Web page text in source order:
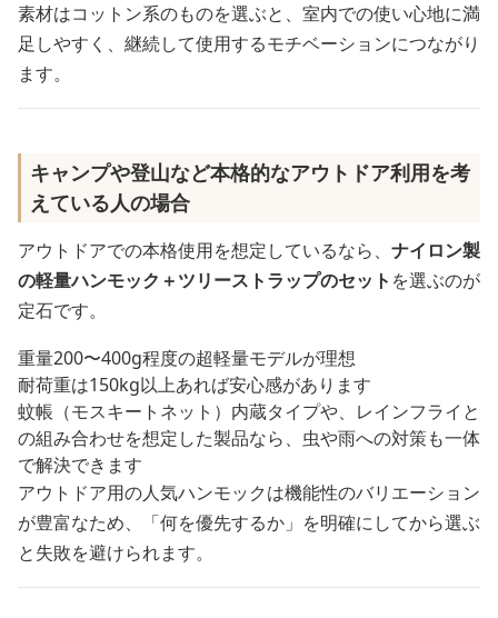
素材はコットン系のものを選ぶと、室内での使い心地に満
足しやすく、継続して使用するモチベーションにつながり
ます。
キャンプや登山など本格的なアウトドア利用を考
えている人の場合
アウトドアでの本格使用を想定しているなら、 ナイロン製
の軽量ハンモック＋ツリーストラップのセット を選ぶのが
定石です。
重量200〜400g程度の超軽量モデルが理想
耐荷重は150kg以上あれば安心感があります
蚊帳（モスキートネット）内蔵タイプや、レインフライと
の組み合わせを想定した製品なら、虫や雨への対策も一体
で解決できます
アウトドア用の人気ハンモックは機能性のバリエーション
が豊富なため、「何を優先するか」を明確にしてから選ぶ
と失敗を避けられます。